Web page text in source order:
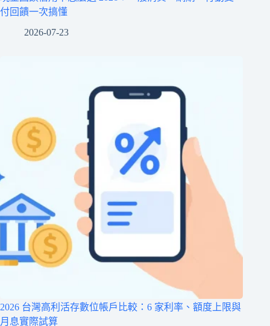
付回饋一次搞懂
2026-07-23
2026 台灣高利活存數位帳戶比較：6 家利率、額度上限與
月息實際試算